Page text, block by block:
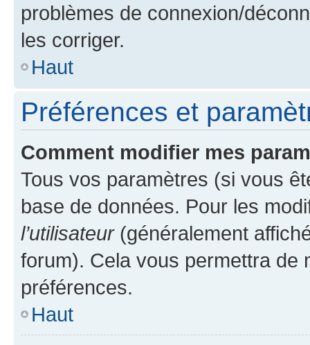
problèmes de connexion/
les corriger.
Haut
Préférences et
Comment modifier mes
Tous vos paramètres (si vous
base de données. Pour les
l’utilisateur(généralement
forum). Cela vous permettra de
préférences.
Haut